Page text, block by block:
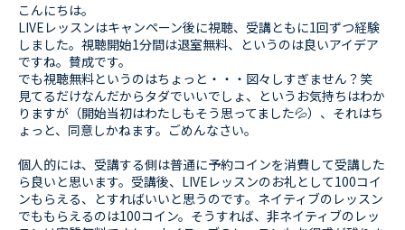
こんにちは。
LIVEレッスンはキャンペーン後に視聴、受講ともに1回ずつ経験
しました。視聴開始1分間は退室無料、というのは良いアイデア
ですね。賛成です。
でも視聴無料というのはちょっと・・・図々しすぎません？笑
見てるだけなんだからタダでいいでしょ、というお気持ちはわか
りますが（開始当初はわたしもそう思ってました💦）、それはち
ょっと、同意しかねます。ごめんなさい。
個人的には、受講する側は普通に予約コインを消費して受講した
ら良いと思います。受講後、LIVEレッスンのお礼として100コイ
ンもらえる、とすればいいと思うのです。ネイティブのレッスン
でももらえるのは100コイン。そうすれば、非ネイティブのレッ